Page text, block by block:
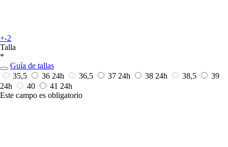
+-2
Talla
*
Guía de tallas
35,5
36 24h 36,5 37 24h 38 24h 38,5
39
24h
40 41 24h
Este campo es obligatorio